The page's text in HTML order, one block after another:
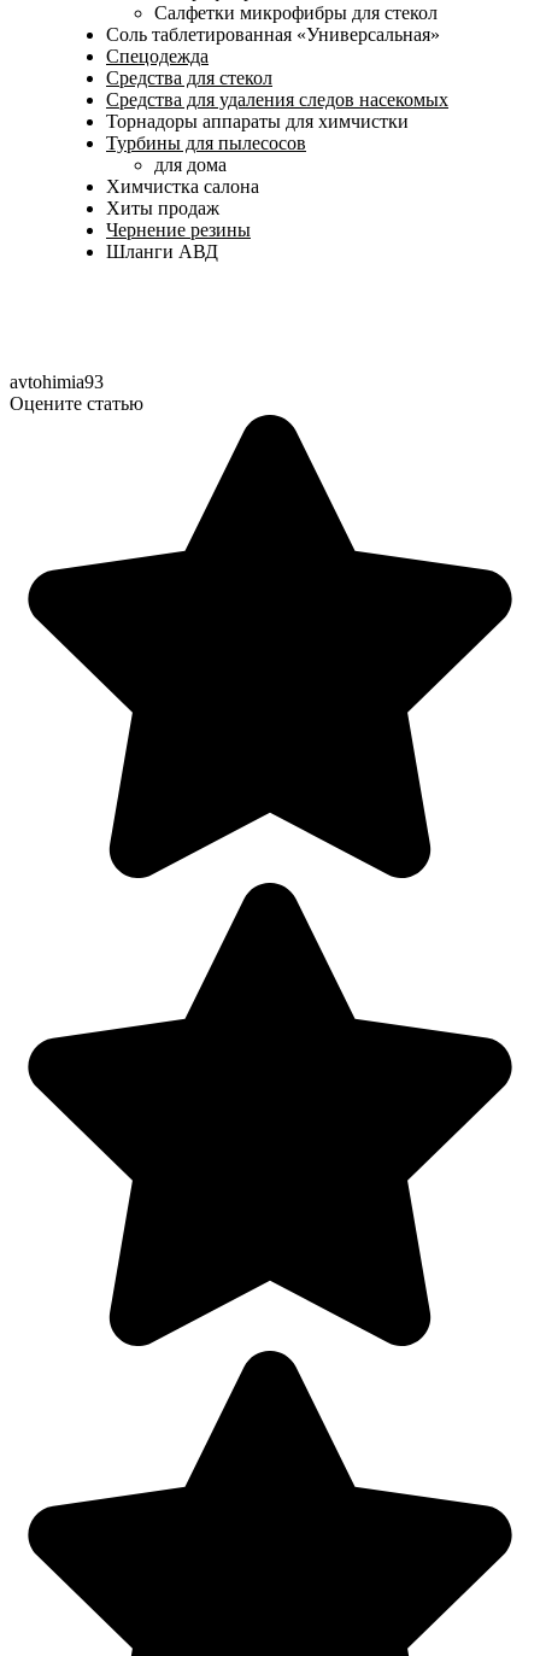
Салфетки микрофибры для стекол
Соль таблетированная «Универсальная»
Спецодежда
Средства для стекол
Средства для удаления следов насекомых
Торнадоры аппараты для химчистки
Турбины для пылесосов
для дома
Химчистка салона
Хиты продаж
Чернение резины
Шланги АВД
avtohimia93
Оцените статью